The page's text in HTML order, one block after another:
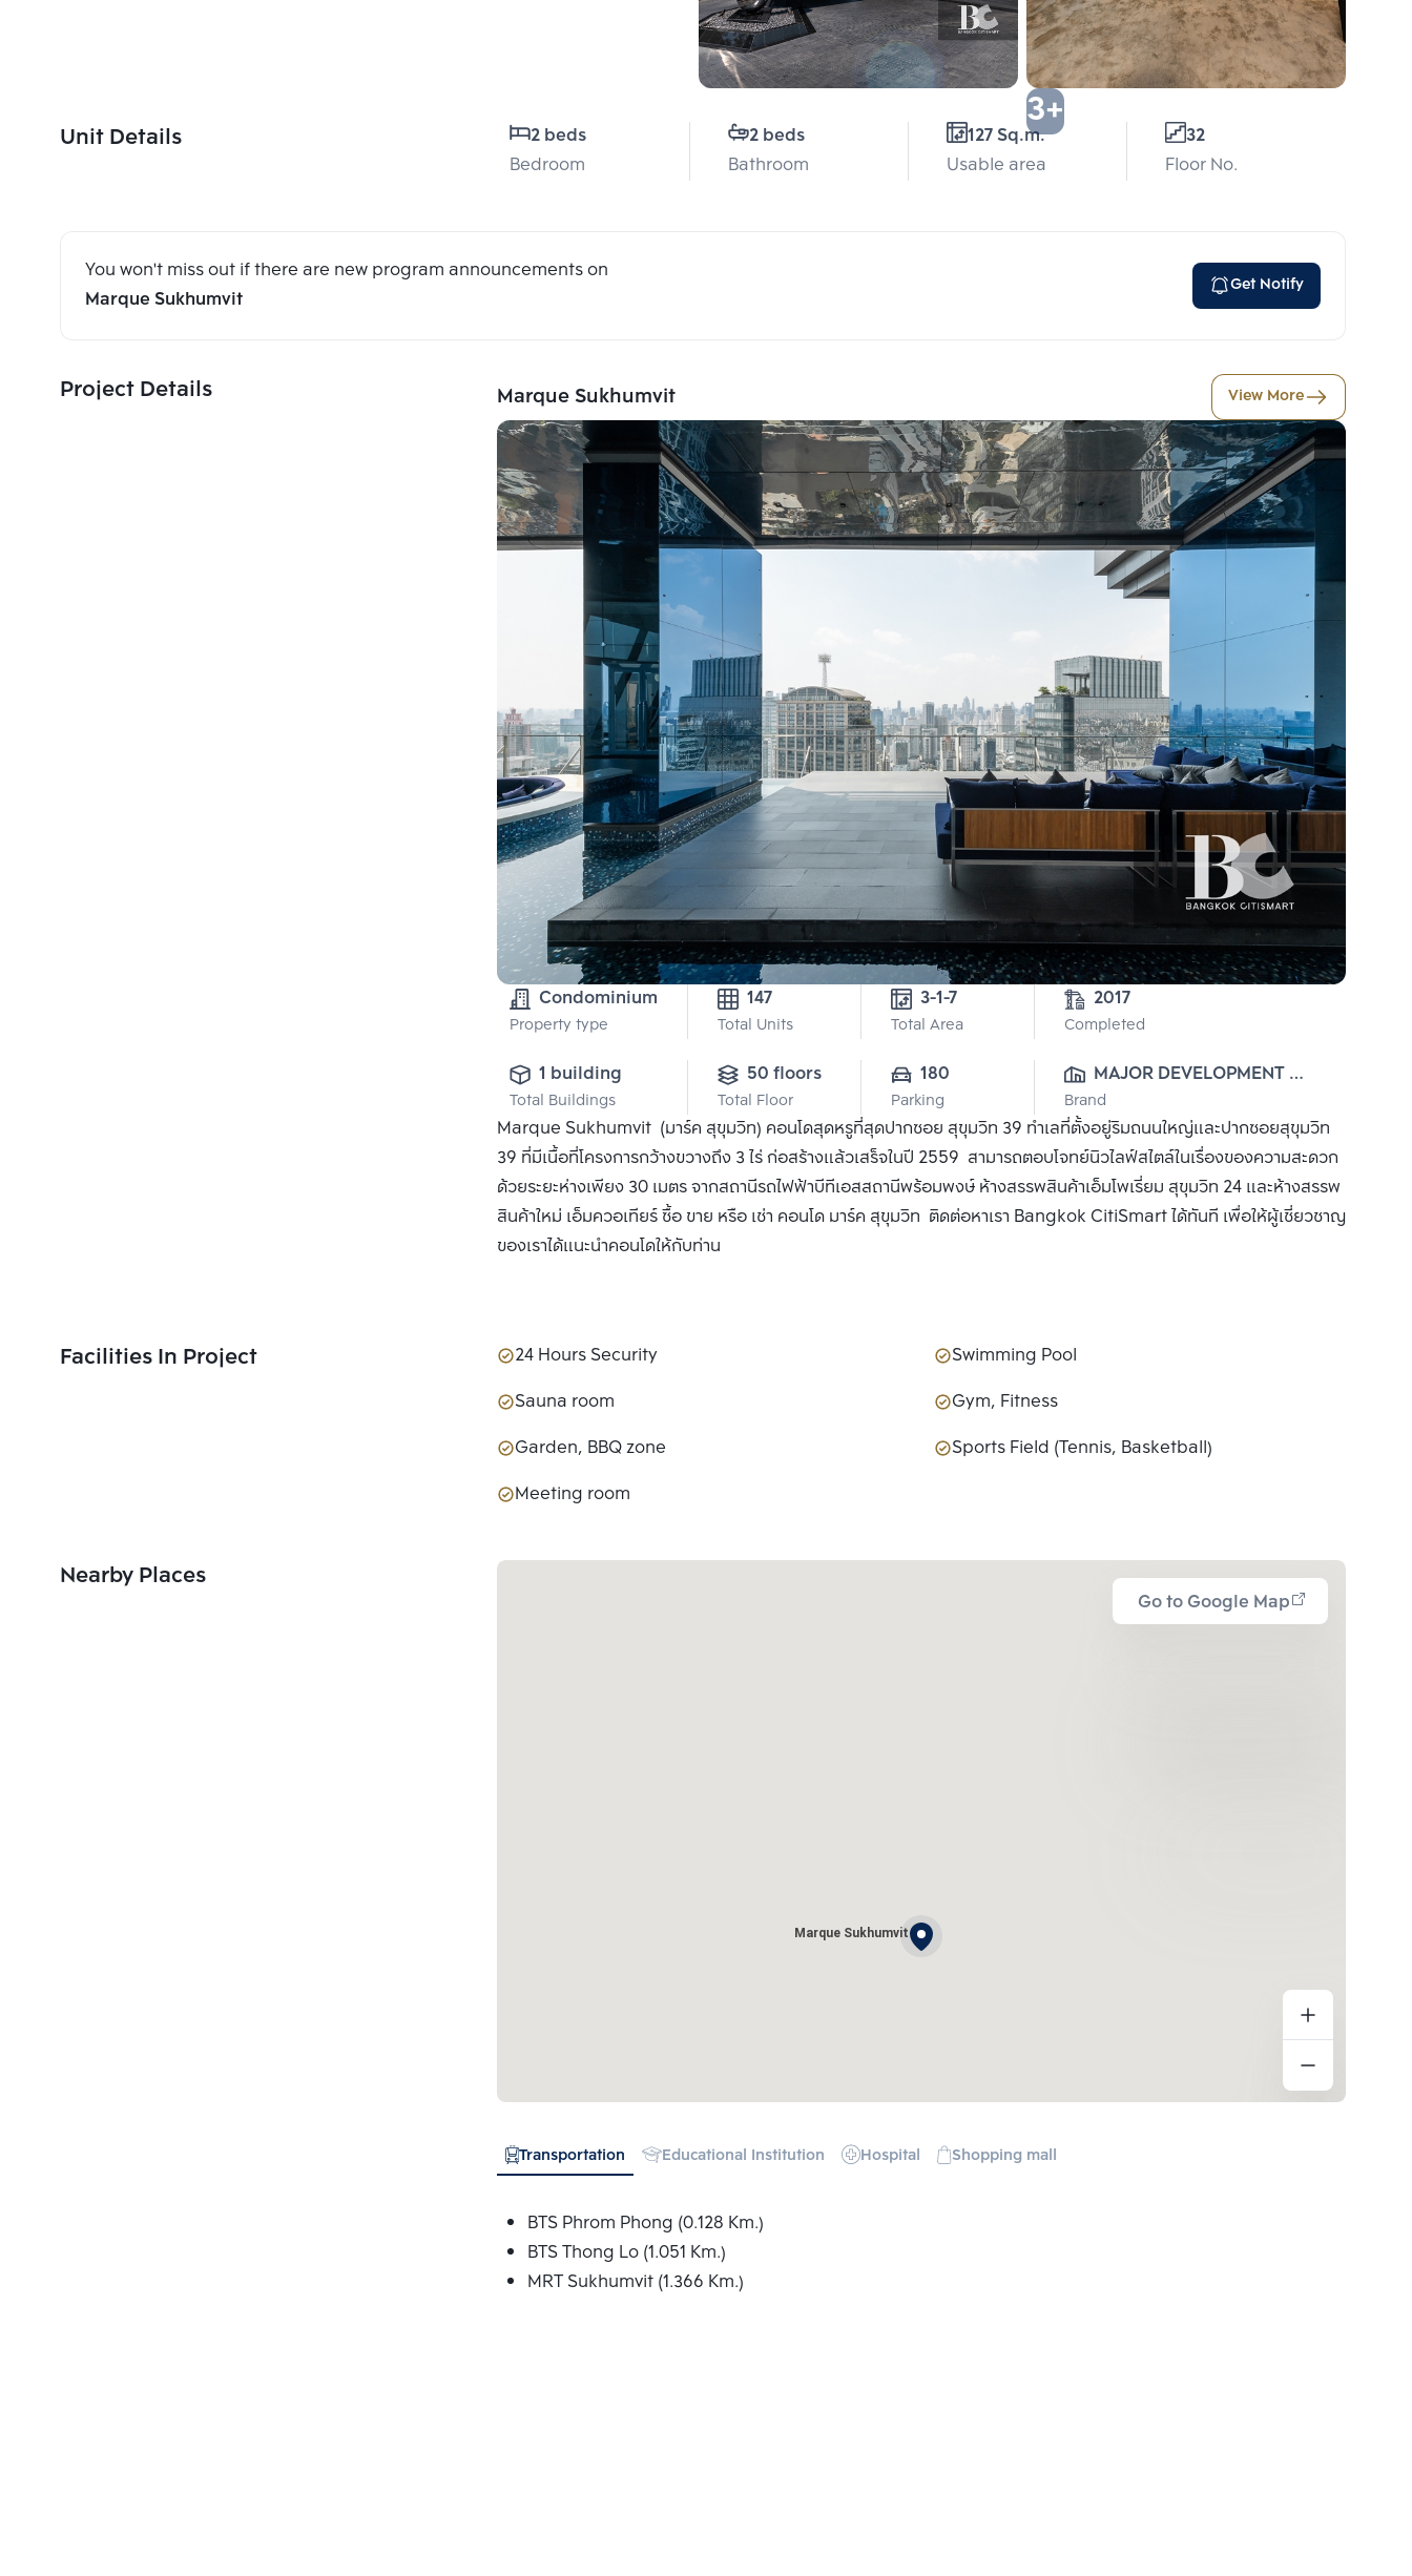
3+
Unit Details
2 beds
Bedroom
2 beds
Bathroom
127 Sq.m.
Usable area
32
Floor No.
You won't miss out if there are new program announcements on
Marque Sukhumvit
Get Notify
Project Details Marque Sukhumvit View More
Condominium
Property type
147
Total Units Total Area
2017
Completed
1 building
Total Buildings
50 floors
Total Floor
180
Parking
MAJOR DEVELOPMENT
PUBLIC CO., LTD.
Brand
Marque Sukhumvit (มาร์ค สุขุมวิท) คอนโดสุดหรูที่สุดปากซอย สุขุมวิท 39 ทำเลที่ตั้งอยู่ริมถนนใหญ่และปากซอยสุขุมวิท
39 ที่มีเนื้อที่โครงการกว้างขวางถึง 3 ไร่ ก่อสร้างแล้วเสร็จในปี 2559 สามารถตอบโจทย์นิวไลฟ์สไตล์ในเรื่องของความสะดวก
ด้วยระยะห่างเพียง 30 เมตร จากสถานีรถไฟฟ้าบีทีเอสสถานีพร้อมพงษ์ ห้างสรรพสินค้าเอ็มโพเรี่ยม สุขุมวิท 24 และห้างสรรพ
สินค้าใหม่ เอ็มควอเทียร์ ซื้อ ขาย หรือ เช่า คอนโด มาร์ค สุขุมวิท ติดต่อหาเรา Bangkok CitiSmart ได้ทันที เพื่อให้ผู้เชี่ยวชาญ
ของเราได้แนะนำคอนโดให้กับท่าน
Facilities In Project 24 Hours Security
Swimming Pool
Sauna room
Gym, Fitness
Garden, BBQ zone
Sports Field (Tennis, Basketball)
Meeting room
Nearby Places
Go to Google Map
Marque Sukhumvit
Transportation Educational Institution Hospital Shopping mall
BTS Phrom Phong (0.128 Km.)
BTS Thong Lo (1.051 Km.)
MRT Sukhumvit (1.366 Km.)